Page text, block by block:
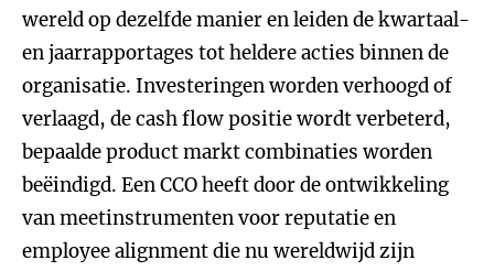
wereld op dezelfde manier en leiden de kwartaal-
en jaarrapportages tot heldere acties binnen de
organisatie. Investeringen worden verhoogd of
verlaagd, de cash flow positie wordt verbeterd,
bepaalde product markt combinaties worden
beëindigd. Een CCO heeft door de ontwikkeling
van meetinstrumenten voor reputatie en
employee alignment die nu wereldwijd zijn